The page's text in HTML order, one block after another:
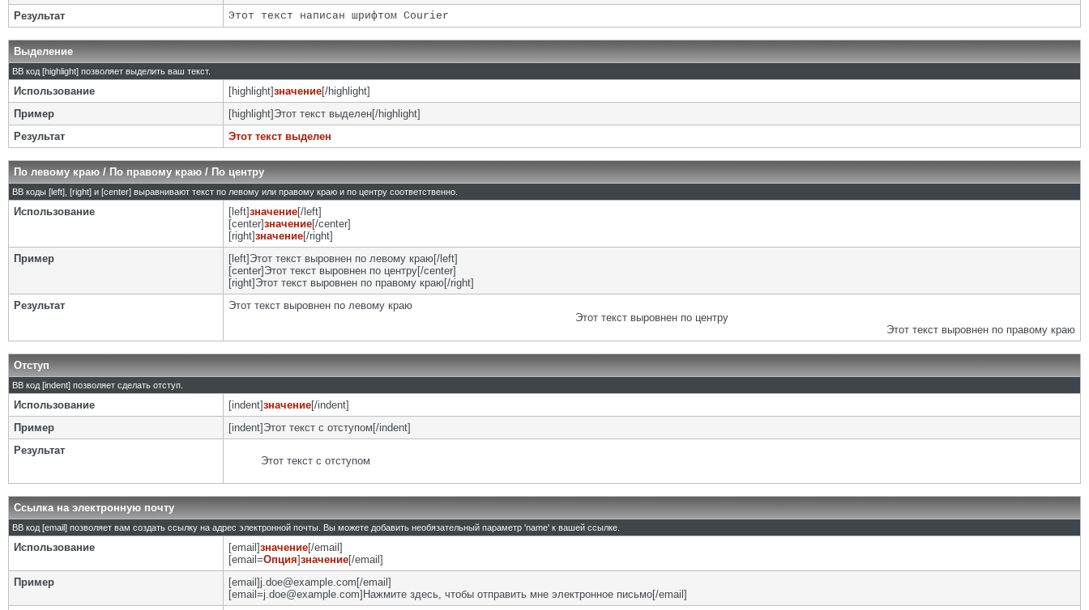
Результат
Этот текст написан шрифтом Courier
Выделение
BB код [highlight] позволяет выделить ваш текст.
Использование [highlight]значение[/highlight]
Пример
[highlight]Этот текст выделен[/highlight]
Результат
Этот текст выделен
По левому краю / По правому краю / По центру
BB коды [left], [right] и [center] выравнивают текст по левому или правому краю и по центру соответственно.
Использование [left]значение[/left]
[center]значение[/center]
[right]значение[/right]
Пример
[left]Этот текст выровнен по левому краю[/left]
[center]Этот текст выровнен по центру[/center]
[right]Этот текст выровнен по правому краю[/right]
Результат
Этот текст выровнен по левому краю
Этот текст выровнен по центру
Этот текст выровнен по правому краю
Отступ
BB код [indent] позволяет сделать отступ.
Использование [indent]значение[/indent]
Пример
[indent]Этот текст с отступом[/indent]
Результат
Этот текст с отступом
Ссылка на электронную почту
BB код [email] позволяет вам создать ссылку на адрес электронной почты. Вы можете добавить необязательный параметр 'name' к вашей ссылке.
Использование [email]значение[/email]
[email=Опция]значение[/email]
Пример
[email]j.doe@example.com[/email]
[email=j.doe@example.com]Нажмите здесь, чтобы отправить мне электронное письмо[/email]